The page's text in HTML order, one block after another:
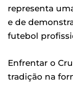
representa
e de
futebol
Enfrentar o
tradição na